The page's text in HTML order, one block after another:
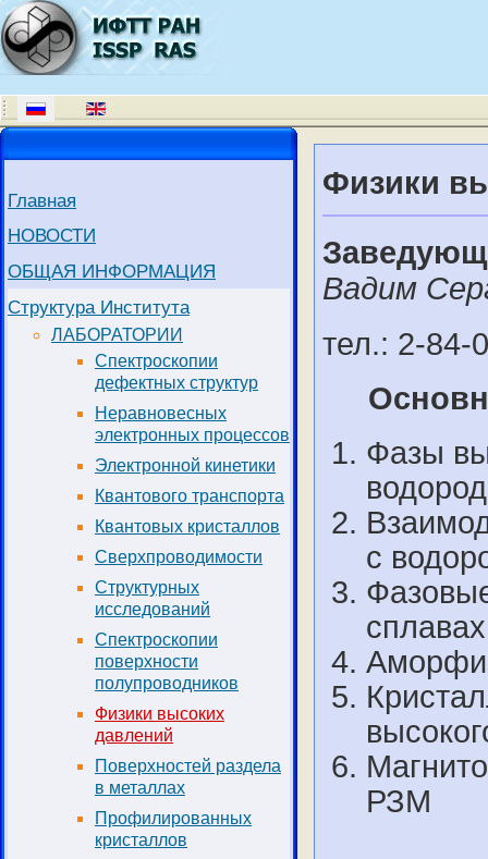
Главная
НОВОСТИ
ОБЩАЯ ИНФОРМАЦИЯ
Структура Института
ЛАБОРАТОРИИ
Спектроскопии
дефектных структур
Неравновесных
электронных процессов
Электронной кинетики
Квантового транспорта
Квантовых кристаллов
Сверхпроводимости
Структурных
исследований
Спектроскопии
поверхности
полупроводников
Физики высоких
давлений
Поверхностей раздела
в металлах
Профилированных
кристаллов
Физики
Вадим
тел.: 2-84-
Фазы
с
РЗМ